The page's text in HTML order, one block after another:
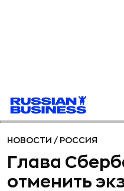
НОВОСТИ / РОССИЯ
Глава
отменить